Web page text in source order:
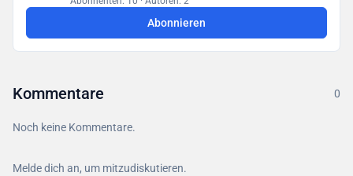
Abonnieren
Kommentare 0
Noch keine Kommentare.
Melde dich an, um mitzudiskutieren.